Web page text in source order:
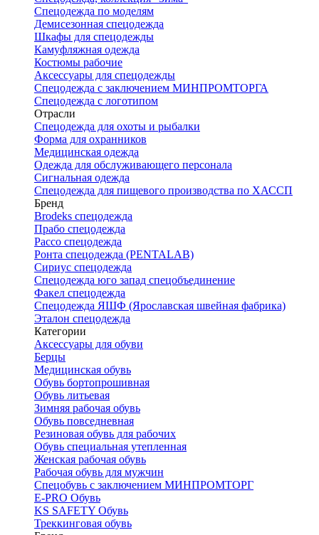
Спецодежда по моделям
Демисезонная спецодежда
Шкафы для спецодежды
Камуфляжная одежда
Костюмы рабочие
Аксессуары для спецодежды
Спецодежда с заключением МИНПРОМТОРГА
Спецодежда с логотипом
Отрасли
Спецодежда для охоты и рыбалки
Форма для охранников
Медицинская одежда
Одежда для обслуживающего персонала
Сигнальная одежда
Спецодежда для пищевого производства по ХАССП
Бренд
Brodeks спецодежда
Прабо спецодежда
Рассо спецодежда
Ронта спецодежда (PENTALAB)
Сириус спецодежда
Спецодежда юго запад спецобъединение
Факел спецодежда
Спецодежда ЯШФ (Ярославская швейная фабрика)
Эталон спецодежда
Категории
Аксессуары для обуви
Берцы
Медицинская обувь
Обувь бортопрошивная
Обувь литьевая
Зимняя рабочая обувь
Обувь повседневная
Резиновая обувь для рабочих
Обувь специальная утепленная
Женская рабочая обувь
Рабочая обувь для мужчин
Спецобувь с заключением МИНПРОМТОРГ
E-PRO Обувь
KS SAFETY Обувь
Треккинговая обувь